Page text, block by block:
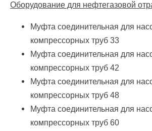
Оборудование для нефтегазовой
Муфта соединительная для
компрессорных труб 33
Муфта соединительная для
компрессорных труб 42
Муфта соединительная для
компрессорных труб 48
Муфта соединительная для
компрессорных труб 60